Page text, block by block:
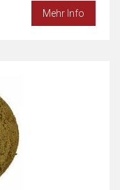
Mehr Info